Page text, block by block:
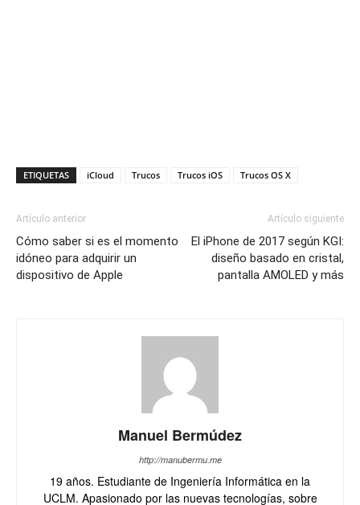
ETIQUETAS iCloud Trucos Trucos iOS Trucos OS X
Artículo anterior
Cómo saber si es el momento
idóneo para adquirir un
dispositivo de Apple
Artículo siguiente
El iPhone de 2017 según KGI:
diseño basado en cristal,
pantalla AMOLED y más
Manuel Bermúdez
http://manubermu.me
19 años. Estudiante de Ingeniería Informática en la
UCLM. Apasionado por las nuevas tecnologías, sobre